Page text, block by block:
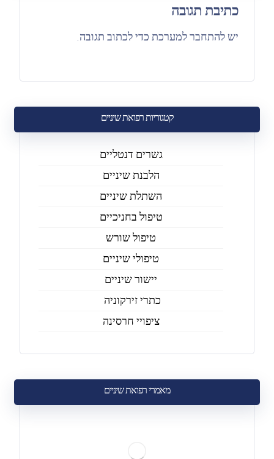
כתיבת תגובה
ישלהתחבר למערכת כדי לכתוב תגובה.
קטגוריות רפואת שיניים
גשרים דנטליים
הלבנת שיניים
השתלת שיניים
טיפול בחניכיים
טיפול שורש
טיפולי שיניים
יישור שיניים
כתרי זירקוניה
ציפויי חרסינה
מאמרי רפואת שיניים